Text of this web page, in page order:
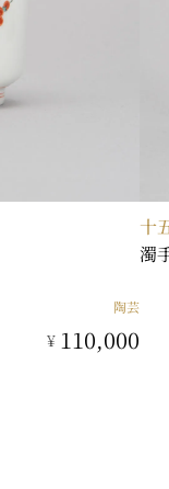
陶芸
¥ 110,000
十
濁